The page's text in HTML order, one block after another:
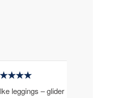
leggings – glider let